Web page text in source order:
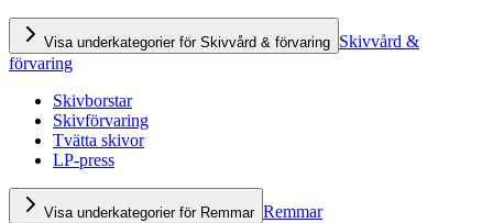
Visa underkategorier för Skivvård & förvaring Skivvård &
förvaring
Skivborstar
Skivförvaring
Tvätta skivor
LP-press
Visa underkategorier för Remmar Remmar